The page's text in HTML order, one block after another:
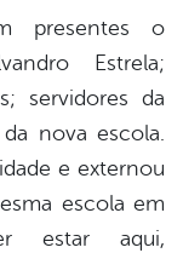
presentes o
Estrela;
servidores da
nova escola.
e externou
escola em
estar aqui,